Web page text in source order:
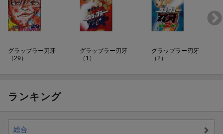
グラップラー刃牙
（29）
グラップラー刃牙
（1）
グラップラー刃牙
（2）
ランキング
総合